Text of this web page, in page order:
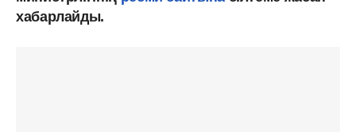
хабарлайды.